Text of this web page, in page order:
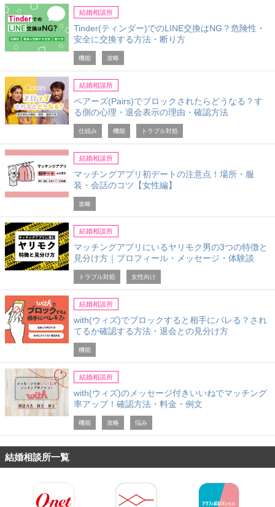
結婚相談所
Tinder(ティンダー)でのLINE交換はNG？危険性・
安全に交換する方法・断り方
機能 攻略
結婚相談所
ペアーズ(Pairs)でブロックされたらどうなる？す
る側の心理・退会表示の理由・確認方法
仕組み 機能 トラブル対処
結婚相談所
マッチングアプリ初デートの注意点！場所・服
装・会話のコツ【女性編】
攻略
結婚相談所
マッチングアプリにいるヤリモク男の3つの特徴と
見分け方｜プロフィール・メッセージ・体験談
トラブル対処 女性向け
結婚相談所
with(ウィズ)でブロックすると相手にバレる？され
てるか確認する方法・退会との見分け方
機能
結婚相談所
with(ウィズ)のメッセージ付きいいねでマッチング
率アップ！確認方法・料金・例文
機能 攻略 悩み
結婚相談所一覧